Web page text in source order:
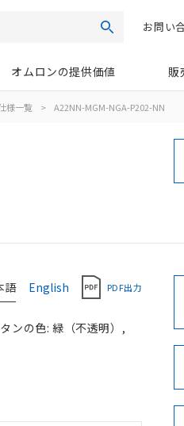
検索お問い
オムロンの提供価値 販
様一覧 > A22NN-MGM-NGA-P202-NN
語 English PDF出力
ンの色: 緑（不透明）,